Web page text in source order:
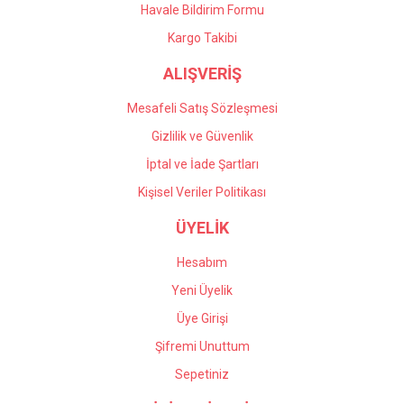
Havale Bildirim Formu
Kargo Takibi
ALIŞVERİŞ
Mesafeli Satış Sözleşmesi
Gizlilik ve Güvenlik
İptal ve İade Şartları
Kişisel Veriler Politikası
ÜYELİK
Hesabım
Yeni Üyelik
Üye Girişi
Şifremi Unuttum
Sepetiniz